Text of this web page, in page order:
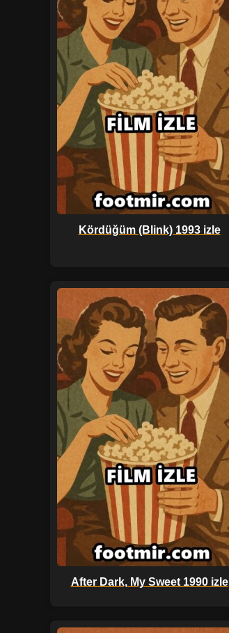
Kördüğüm (Blink) 1993 izle
After Dark, My Sweet 1990 izle